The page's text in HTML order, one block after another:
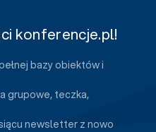
konferencje.pl!
bazy obiektów i
grupowe, teczka,
newsletter z nowo